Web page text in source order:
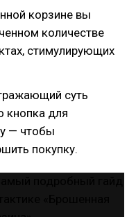
корзине вы
количестве
стимулирующих
суть
кнопка для
— чтобы
покупку.